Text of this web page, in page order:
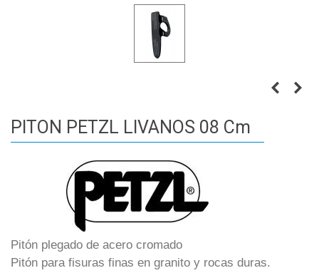
PITON PETZL LIVANOS 08 Cm
Pitón plegado de acero cromado
Pitón para fisuras finas en granito y rocas duras.